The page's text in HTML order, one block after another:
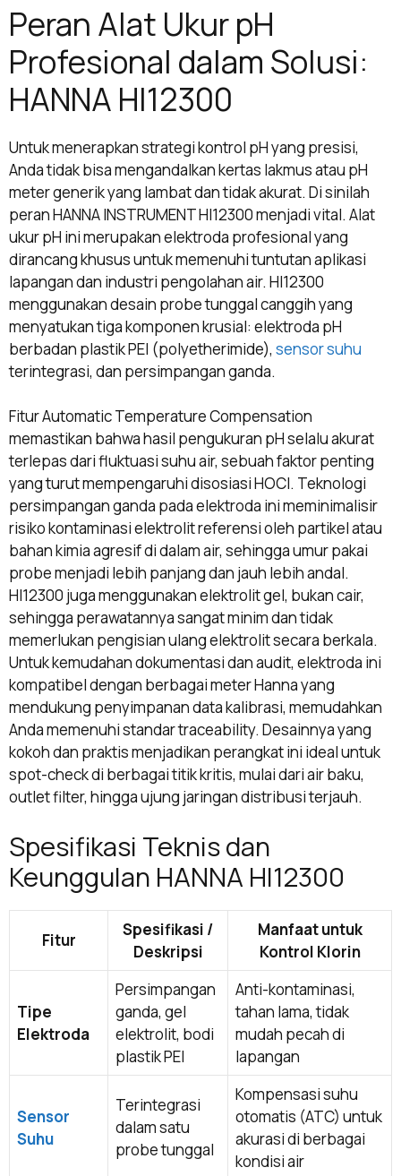
Peran Alat Ukur pH
Profesional dalam Solusi:
HANNA HI12300
Untuk menerapkan strategi kontrol pH yang presisi,
Anda tidak bisa mengandalkan kertas lakmus atau pH
meter generik yang lambat dan tidak akurat. Di sinilah
peran HANNA INSTRUMENT HI12300 menjadi vital. Alat
ukur pH ini merupakan elektroda profesional yang
dirancang khusus untuk memenuhi tuntutan aplikasi
lapangan dan industri pengolahan air. HI12300
menggunakan desain probe tunggal canggih yang
menyatukan tiga komponen krusial: elektroda pH
berbadan plastik PEI (polyetherimide), sensor suhu
terintegrasi, dan persimpangan ganda.
Fitur Automatic Temperature Compensation
memastikan bahwa hasil pengukuran pH selalu akurat
terlepas dari fluktuasi suhu air, sebuah faktor penting
yang turut mempengaruhi disosiasi HOCl. Teknologi
persimpangan ganda pada elektroda ini meminimalisir
risiko kontaminasi elektrolit referensi oleh partikel atau
bahan kimia agresif di dalam air, sehingga umur pakai
probe menjadi lebih panjang dan jauh lebih andal.
HI12300 juga menggunakan elektrolit gel, bukan cair,
sehingga perawatannya sangat minim dan tidak
memerlukan pengisian ulang elektrolit secara berkala.
Untuk kemudahan dokumentasi dan audit, elektroda ini
kompatibel dengan berbagai meter Hanna yang
mendukung penyimpanan data kalibrasi, memudahkan
Anda memenuhi standar traceability. Desainnya yang
kokoh dan praktis menjadikan perangkat ini ideal untuk
spot-check di berbagai titik kritis, mulai dari air baku,
outlet filter, hingga ujung jaringan distribusi terjauh.
Spesifikasi Teknis dan
Keunggulan HANNA HI12300
Fitur
Spesifikasi /
Deskripsi
Manfaat untuk
Kontrol Klorin
Tipe
Elektroda
Persimpangan
ganda, gel
elektrolit, bodi
plastik PEI
Anti-kontaminasi,
tahan lama, tidak
mudah pecah di
lapangan
Sensor
Suhu
Terintegrasi
dalam satu
probe tunggal
Kompensasi suhu
otomatis (ATC) untuk
akurasi di berbagai
kondisi air